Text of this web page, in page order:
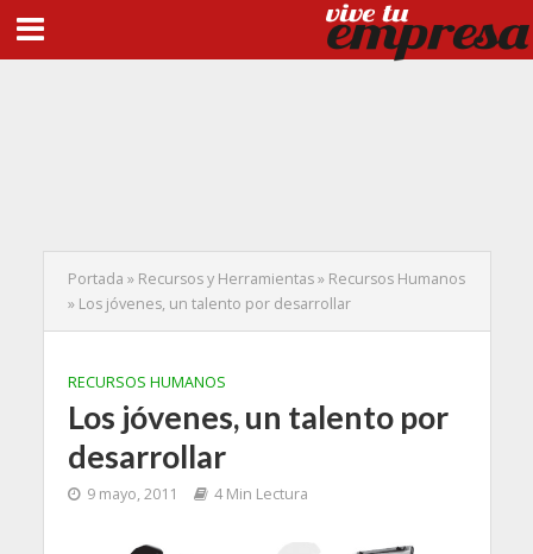
Portada » Recursos y Herramientas» Recursos Humanos
» Los jóvenes, un talento por desarrollar
RECURSOS HUMANOS
Los jóvenes, un talento por
desarrollar
9 mayo, 2011 4 Min Lectura